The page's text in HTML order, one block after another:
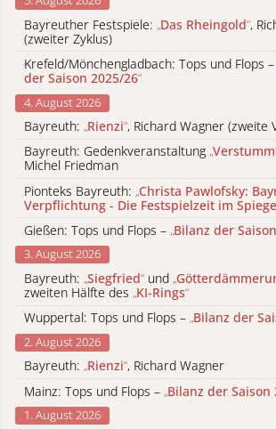
Bayreuther Festspiele: „Das Rheingold“,
(zweiter Zyklus)
Krefeld/Mönchengladbach: Tops und Flops –
der Saison 2025/26“
4. August 2026
Bayreuth: „Rienzi“, Richard Wagner (zweite
Bayreuth: Gedenkveranstaltung „
Michel Friedman
Pionteks Bayreuth: „Christa Pawlofsky:
Verpflichtung - Die Festspielzeit im
Gießen: Tops und Flops – „Bilanz der
3. August 2026
Bayreuth: „Siegfried“ und „
zweiten Hälfte des „KI-Rings“
Wuppertal: Tops und Flops – „Bilanz der
2. August 2026
Bayreuth: „Rienzi“, Richard Wagner
Mainz: Tops und Flops – „Bilanz der Saison
1. August 2026